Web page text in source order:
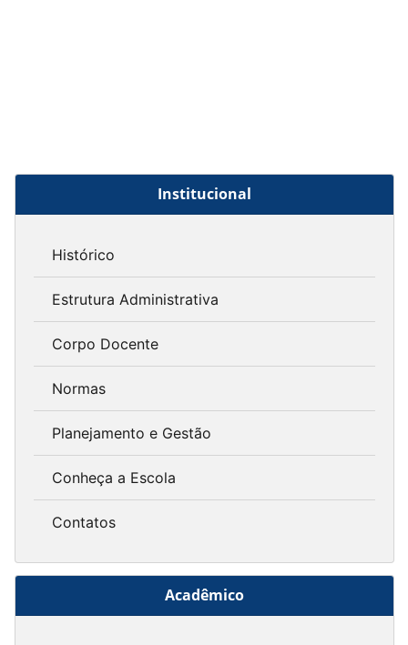
Institucional
Histórico
Estrutura Administrativa
Corpo Docente
Normas
Planejamento e Gestão
Conheça a Escola
Contatos
Acadêmico